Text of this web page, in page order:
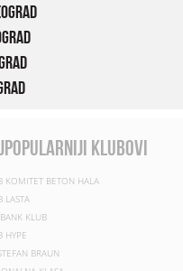
klubovi
KOMITET BETON HALA
LASTA
KLUB
HYPE
BRAUN